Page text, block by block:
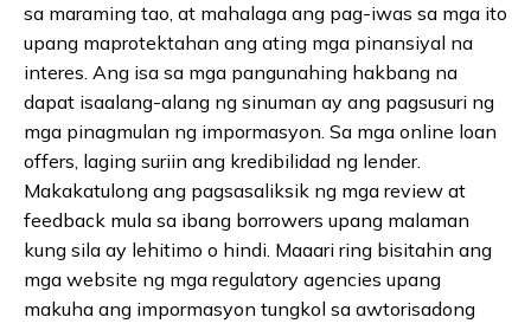
sa maraming tao, at mahalaga ang pag-iwas sa mga ito
upang maprotektahan ang ating mga pinansiyal na
interes. Ang isa sa mga pangunahing hakbang na
dapat isaalang-alang ng sinuman ay ang pagsusuri ng
mga pinagmulan ng impormasyon. Sa mga online loan
offers, laging suriin ang kredibilidad ng lender.
Makakatulong ang pagsasaliksik ng mga review at
feedback mula sa ibang borrowers upang malaman
kung sila ay lehitimo o hindi. Maaari ring bisitahin ang
mga website ng mga regulatory agencies upang
makuha ang impormasyon tungkol sa awtorisadong